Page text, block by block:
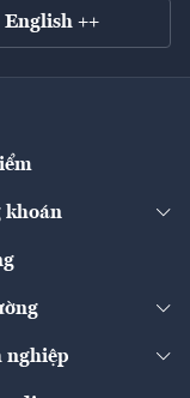
English ++
khoán
nghiệp niêm yết
nghiệp